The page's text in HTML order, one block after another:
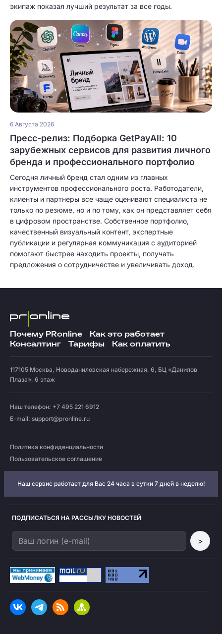
экипаж показал лучший результат за все годы.
6 Августа 2026
Пресс-релиз: Подборка GetPayAll: 10
зарубежных сервисов для развития личного
бренда и профессионального портфолио
Сегодня личный бренд стал одним из главных
инструментов профессионального роста. Работодатели,
клиенты и партнеры все чаще оценивают специалиста не
только по резюме, но и по тому, как он представляет себя
в цифровом пространстве. Собственное портфолио,
качественный визуальный контент, экспертные
публикации и регулярная коммуникация с аудиторией
помогают быстрее находить проекты, получать
предложения о сотрудничестве и увеличивать доход.
Почему PRonline
Как это работает
Консалтинг
Тарифы Как оплатить
117105 Москва, Новоданиловская набережная, 6, БЦ «Данилов
Плаза», 6 этаж
Наш телефон: +7 495 221 6912
E-mail: support@pronline.ru
Политика конфиденциальности
Пользовательское соглашение
Наш сервис работает для Вас 24 часа в сутки 7 дней в неделю!
ПОДПИСАТЬСЯ НА РАССЫЛКУ НОВОСТЕЙ